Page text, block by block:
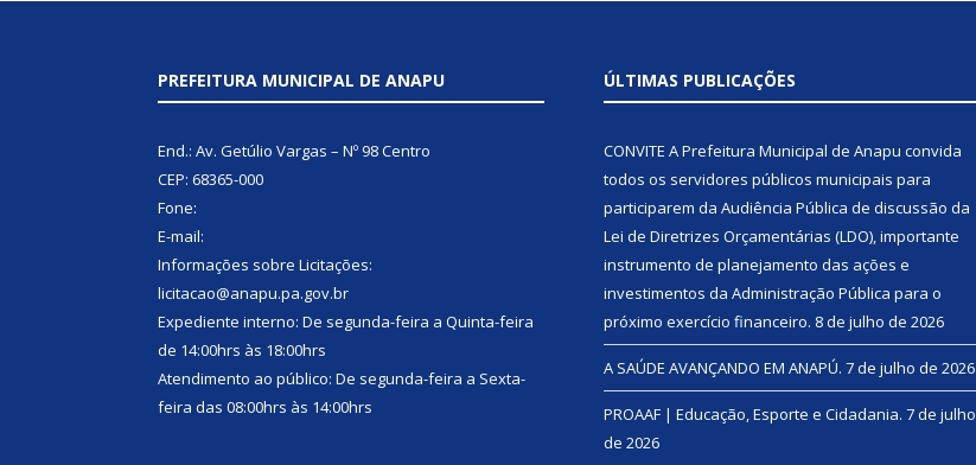
PREFEITURA MUNICIPAL DE ANAPU
End.: Av. Getúlio Vargas – Nº 98 Centro
CEP: 68365-000
Fone:
E-mail:
Informações sobre Licitações:
licitacao@anapu.pa.gov.br
Expediente interno: De segunda-feira a Quinta-feira
de 14:00hrs às 18:00hrs
Atendimento ao público: De segunda-feira a Sexta-
feira das 08:00hrs às 14:00hrs
ÚLTIMAS PUBLICAÇÕES
CONVITE A Prefeitura Municipal de Anapu convida
todos os servidores públicos municipais para
participarem da Audiência Pública de discussão da
Lei de Diretrizes Orçamentárias (LDO), importante
instrumento de planejamento das ações e
investimentos da Administração Pública para o
próximo exercício financeiro. 8 de julho de 2026
A SAÚDE AVANÇANDO EM ANAPÚ. 7 de julho de 2026
PROAAF | Educação, Esporte e Cidadania. 7 de julho
de 2026